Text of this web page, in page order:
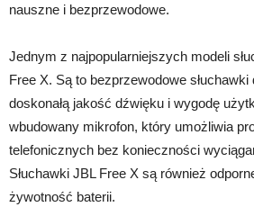
nauszne i bezprzewodowe.
Jednym z najpopularniejszych modeli
Free X. Są to bezprzewodowe
doskonałą jakość dźwięku i wygodę
wbudowany mikrofon, który umożliwia
telefonicznych bez konieczności
Słuchawki JBL Free X są również
żywotność baterii.